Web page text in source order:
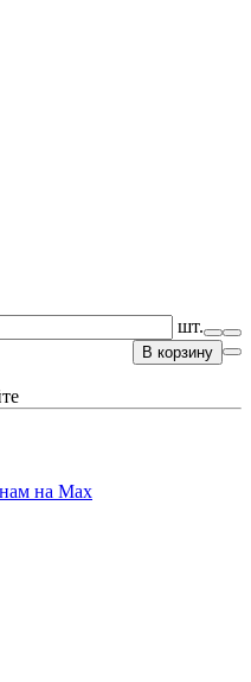
шт.
В корзину
на Max